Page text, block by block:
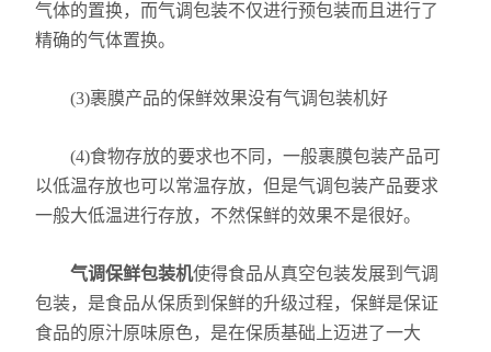
气体的置换，而气调包装不仅进行预包装而且进行了
精确的气体置换。
(3)裹膜产品的保鲜效果没有气调包装机好
(4)食物存放的要求也不同，一般裹膜包装产品可
以低温存放也可以常温存放，但是气调包装产品要求
一般大低温进行存放，不然保鲜的效果不是很好。
气调保鲜包装机使得食品从真空包装发展到气调
包装，是食品从保质到保鲜的升级过程，保鲜是保证
食品的原汁原味原色，是在保质基础上迈进了一大